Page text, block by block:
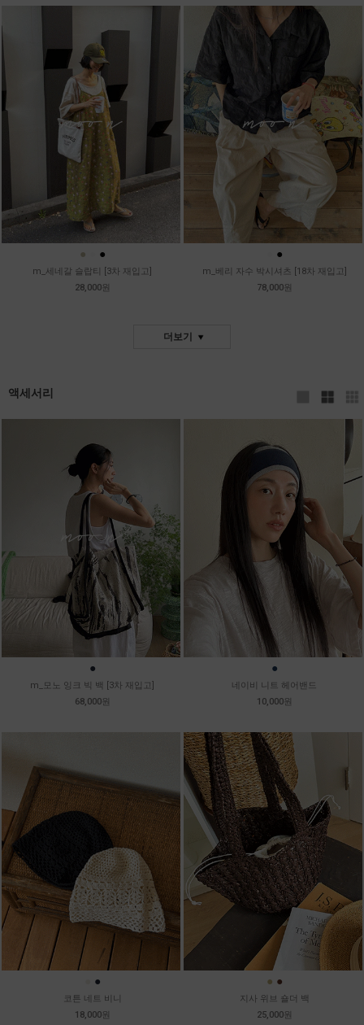
● ●
m_세네갈 슬랍티 [3차 재입고]
28,000원
●
m_베리 자수 박시셔츠 [18차 재입고]
78,000원
더보기
액세서리
●
m_모노 잉크 빅 백 [3차 재입고]
68,000원
●
네이비 니트 헤어밴드
10,000원
●
코튼 네트 비니
18,000원
● ●
지사 위브 숄더 백
25,000원